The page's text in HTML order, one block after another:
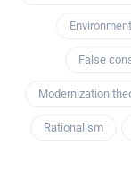
False
Modernization
Rationalism